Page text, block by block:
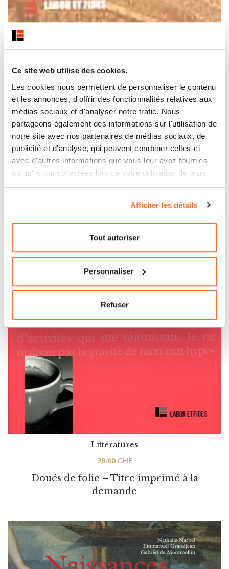
Ce site web utilise des cookies.
Les cookies nous permettent de personnaliser le contenu
et les annonces, d'offrir des fonctionnalités relatives aux
médias sociaux et d'analyser notre trafic. Nous
partageons également des informations sur l'utilisation de
notre site avec nos partenaires de médias sociaux, de
publicité et d'analyse, qui peuvent combiner celles-ci
avec d'autres informations que vous leur avez fournies
ou qu'ils ont collectées lors de votre utilisation de leurs
services.
Afficher les détails
Tout autoriser
Personnaliser
Refuser
Un ouragan de prudence
Doués de folie – Titre imprimé à la
demande
Littératures
28.00 CHF